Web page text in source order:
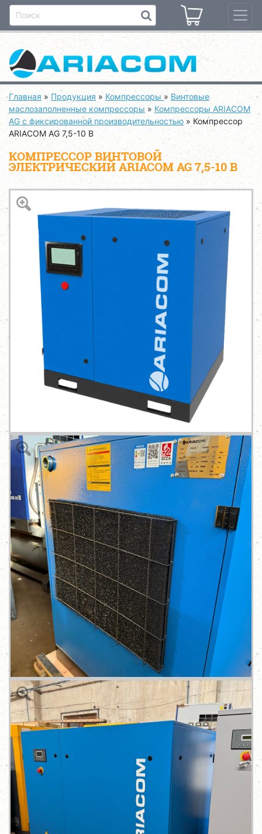
Главная » Продукция » Компрессоры » Винтовые
маслозаполненные компрессоры » Компрессоры ARIACOM
AG с фиксированной производительностью » Компрессор
ARIACOM AG 7,5-10 B
КОМПРЕССОР ВИНТОВОЙ
ЭЛЕКТРИЧЕСКИЙ ARIACOM AG 7,5-10 B